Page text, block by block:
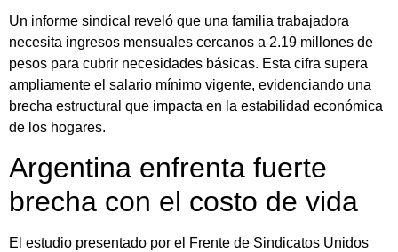
Un informe sindical reveló que una familia trabajadora
necesita ingresos mensuales cercanos a 2.19 millones de
pesos para cubrir necesidades básicas. Esta cifra supera
ampliamente el salario mínimo vigente, evidenciando una
brecha estructural que impacta en la estabilidad económica
de los hogares.
Argentina enfrenta fuerte
brecha con el costo de vida
El estudio presentado por el Frente de Sindicatos Unidos